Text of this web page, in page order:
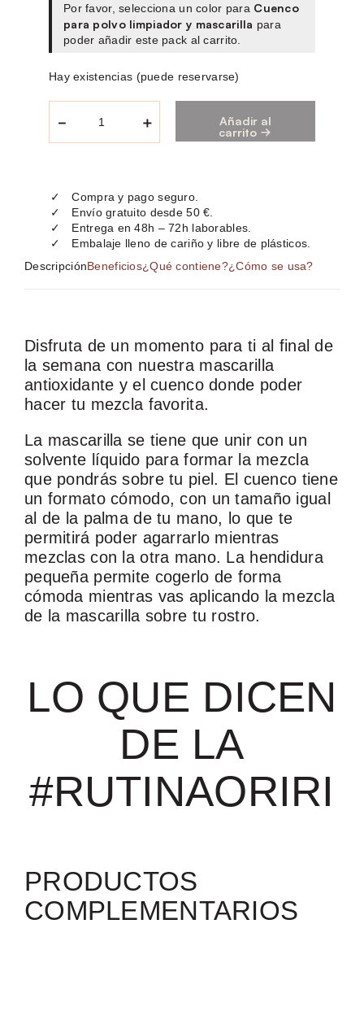
0
€
.
Por favor, selecciona un color para Cuenco
para polvo limpiador y mascarilla para
poder añadir este pack al carrito.
Hay existencias (puede reservarse)
－
k
c
a
l
n
c
o
c
a
n
d
a
＋
Añadir al
carrito
Compra y pago seguro.
Envío gratuito desde 50 €.
Entrega en 48h – 72h laborables.
Embalaje lleno de cariño y libre de plásticos.
DescripciónBeneficios¿Qué contiene?¿Cómo se usa?
Disfruta de un momento para ti al final de
la semana con nuestra mascarilla
antioxidante y el cuenco donde poder
hacer tu mezcla favorita.
La mascarilla se tiene que unir con un
solvente líquido para formar la mezcla
que pondrás sobre tu piel. El cuenco tiene
un formato cómodo, con un tamaño igual
al de la palma de tu mano, lo que te
permitirá poder agarrarlo mientras
mezclas con la otra mano. La hendidura
pequeña permite cogerlo de forma
cómoda mientras vas aplicando la mezcla
de la mascarilla sobre tu rostro.
LO QUE DICEN
DE LA
#RUTINAORIRI
PRODUCTOS
COMPLEMENTARIOS